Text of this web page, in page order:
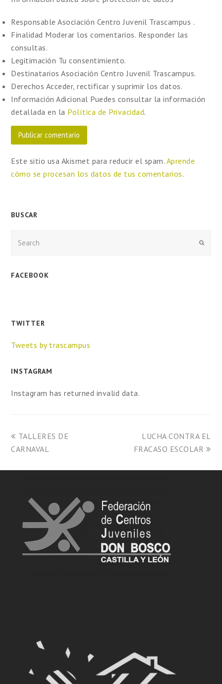
Responsable Asociación Centro Juvenil Trascampus .
Finalidad Moderar los comentarios. Responder las
consultas.
Legitimación Tu consentimiento.
Destinatarios Asociación Centro Juvenil Trascampus.
Derechos Acceder, rectificar y suprimir los datos.
Información Adicional Puedes consultar la información
detallada en la Política de Privacidad.
Este sitio usa Akismet para reducir el spam. Aprende
cómo se procesan los datos de tus comentarios.
BUSCAR
Enviar
FACEBOOK
TWITTER
Tweets by trascampus
INSTAGRAM
Instagram has returned invalid data.
TALLERES DE
CARNAVAL
LUCHA CONTRA EL
FRACASO ESCOLAR